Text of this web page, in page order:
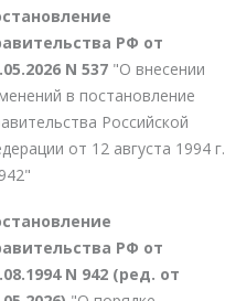
РФ от
N 537 "О внесении
в постановление
Российской
от 12 августа 1994 г.
РФ от
N 942 (ред. от